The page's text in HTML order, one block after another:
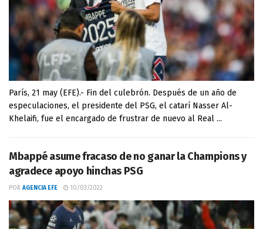
París, 21 may (EFE).- Fin del culebrón. Después de un año de
especulaciones, el presidente del PSG, el catarí Nasser Al-
Khelaifi, fue el encargado de frustrar de nuevo al Real ...
Mbappé asume fracaso de no ganar la Champions y
agradece apoyo hinchas PSG
POR AGENCIA EFE 10/03/2022